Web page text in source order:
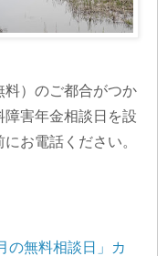
料）のご都合がつか
害年金相談日を設
お電話ください。
の無料相談日」カ